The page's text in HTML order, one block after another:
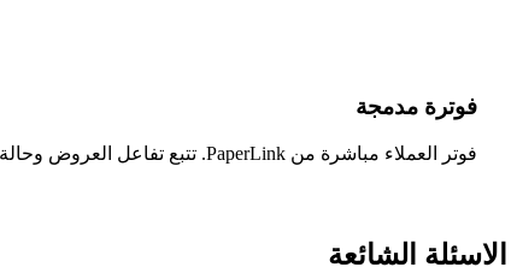
فوترة مدمجة
فوتر العملاء مباشرة من PaperLink. تتبع تفاعل العروض وحالة المدفوعات في منصة واحدة.
الاسئلة الشائعة